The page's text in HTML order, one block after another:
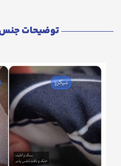
توضیحات